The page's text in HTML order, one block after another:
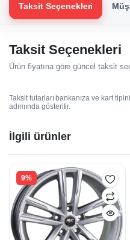
Taksit Seçenekleri
Taksit Seçenekleri
Ürün fiyatına göre güncel taksit
Taksit tutarları bankanıza ve kart
adımında gösterilir.
İlgili ürünler
9%